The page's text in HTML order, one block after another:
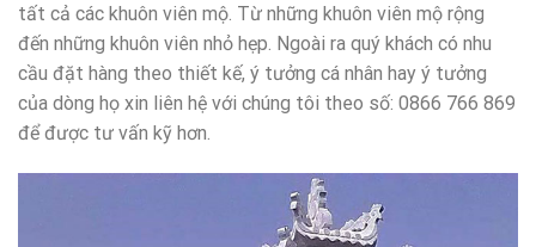
tất cả các khuôn viên mộ. Từ những khuôn viên mộ rộng
đến những khuôn viên nhỏ hẹp. Ngoài ra quý khách có nhu
cầu đặt hàng theo thiết kế, ý tưởng cá nhân hay ý tưởng
của dòng họ xin liên hệ với chúng tôi theo số: 0866 766 869
để được tư vấn kỹ hơn.